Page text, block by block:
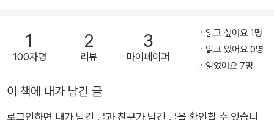
잡으려고 하는 걸까요? 자기를 잡으러 오는 군사들과 용감하게
맞서는 우투리. 우투리의 앞날은 과연 어떻게 되는 걸까요? 그림
“잘 살았더란다”로 끝맺지 못하는 몇 안 되는 슬픈 옛이야기 가
운데 하나입니다. 나쁜 임금과 벼슬아치들이 백성들을 괴롭히던
1
100자평
2
리뷰
3
마이페이퍼
읽고 싶어요 1명
읽고 있어요 0명
읽었어요 7명
이 책에 내가 남긴 글
로그인하면 내가 남긴 글과 친구가 남긴 글을 확인할 수 있습니